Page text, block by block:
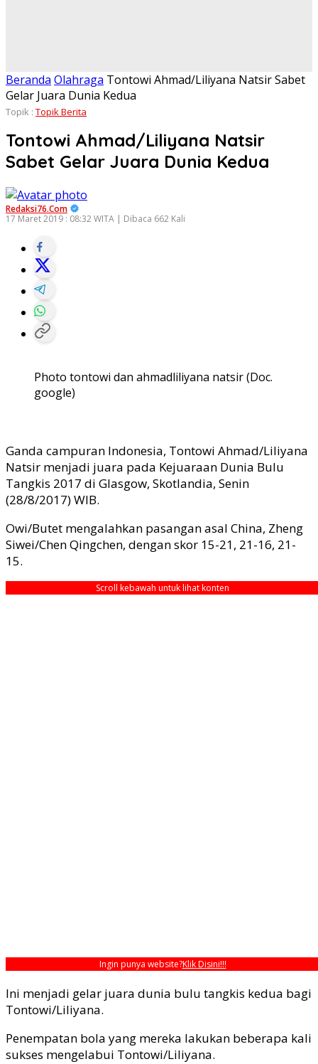
Beranda Olahraga Tontowi Ahmad/Liliyana Natsir Sabet
Gelar Juara Dunia Kedua
Topik : Topik Berita
Tontowi Ahmad/Liliyana Natsir
Sabet Gelar Juara Dunia Kedua
Redaksi76.com
17 Maret 2019 : 08:32 WITA | Dibaca 662 Kali
Photo tontowi dan ahmadliliyana natsir (Doc.
google)
Ganda campuran Indonesia, Tontowi Ahmad/Liliyana
Natsir menjadi juara pada Kejuaraan Dunia Bulu
Tangkis 2017 di Glasgow, Skotlandia, Senin
(28/8/2017) WIB.
Owi/Butet mengalahkan pasangan asal China, Zheng
Siwei/Chen Qingchen, dengan skor 15-21, 21-16, 21-
15.
Scroll kebawah untuk lihat konten
Ingin punya website?Klik Disini!!!
Ini menjadi gelar juara dunia bulu tangkis kedua bagi
Tontowi/Liliyana.
Penempatan bola yang mereka lakukan beberapa kali
sukses mengelabui Tontowi/Liliyana.